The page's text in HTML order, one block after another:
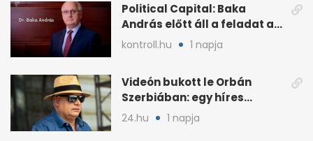
Political Capital: Baka
András előtt áll a feladat az
elnöki tekintélyért
kontroll.hu 1 napja
Videón bukott le Orbán
Szerbiában: egy híres
milliárdossal nyaral
24.hu 1 napja